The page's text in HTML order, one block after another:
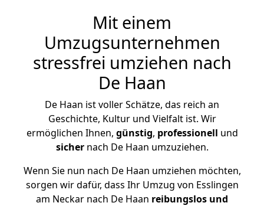
Mit einem
Umzugsunternehmen
stressfrei umziehen nach
De Haan
De Haan ist voller Schätze, das reich an
Geschichte, Kultur und Vielfalt ist. Wir
ermöglichen Ihnen, günstig, professionell und
sichernach De Haan umzuziehen.
Wenn Sie nun nach De Haan umziehen möchten,
sorgen wir dafür, dass Ihr Umzug von Esslingen
am Neckar nach De Haan reibungslos und